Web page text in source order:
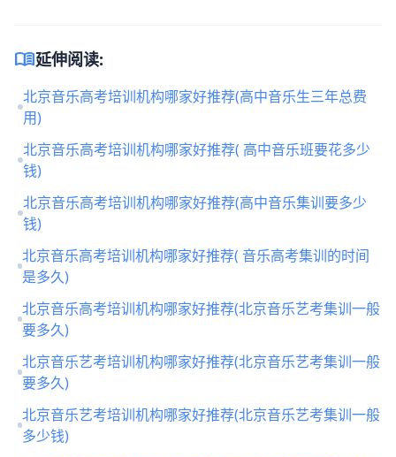
menu_book延伸阅读:
北京音乐高考培训机构哪家好推荐(高中音乐生三年总费
用)
北京音乐高考培训机构哪家好推荐( 高中音乐班要花多少
钱)
北京音乐高考培训机构哪家好推荐(高中音乐集训要多少
钱)
北京音乐高考培训机构哪家好推荐( 音乐高考集训的时间
是多久)
北京音乐高考培训机构哪家好推荐(北京音乐艺考集训一般
要多久)
北京音乐艺考培训机构哪家好推荐(北京音乐艺考集训一般
要多久)
北京音乐艺考培训机构哪家好推荐(北京音乐艺考集训一般
多少钱)